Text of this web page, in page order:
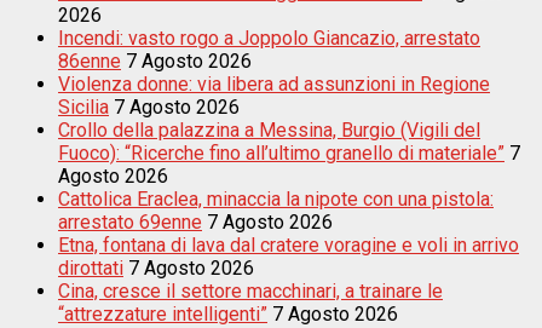
2026
Incendi: vasto rogo a Joppolo Giancazio, arrestato
86enne 7 Agosto 2026
Violenza donne: via libera ad assunzioni in Regione
Sicilia 7 Agosto 2026
Crollo della palazzina a Messina, Burgio (Vigili del
Fuoco): “Ricerche fino all’ultimo granello di materiale” 7
Agosto 2026
Cattolica Eraclea, minaccia la nipote con una pistola:
arrestato 69enne 7 Agosto 2026
Etna, fontana di lava dal cratere voragine e voli in arrivo
dirottati 7 Agosto 2026
Cina, cresce il settore macchinari, a trainare le
“attrezzature intelligenti” 7 Agosto 2026